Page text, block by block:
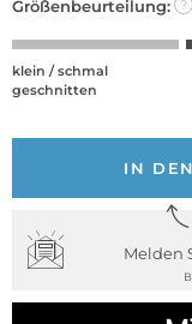
Größenbeurteilung: ?
klein / schmal
geschnitten
IN
Melden